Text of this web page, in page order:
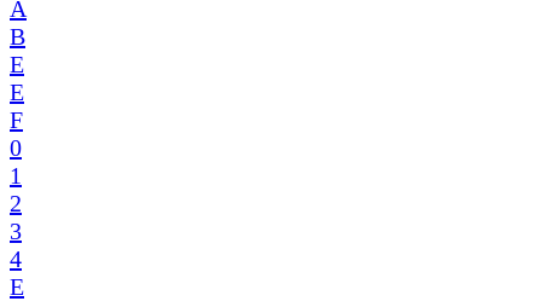
A
B
E
E
F
0
1
2
3
4
E